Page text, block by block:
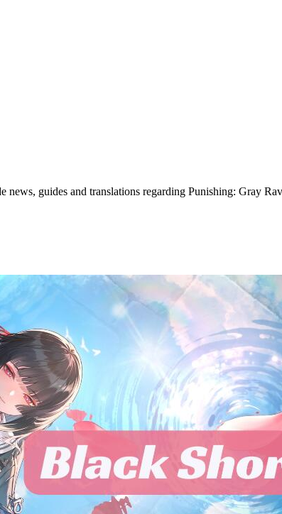
guides and translations regarding Punishing: Gray